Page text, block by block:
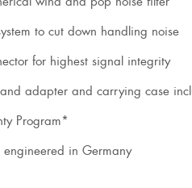
to cut down handling noise
for highest signal integrity
adapter and carrying case
Program*
in Germany